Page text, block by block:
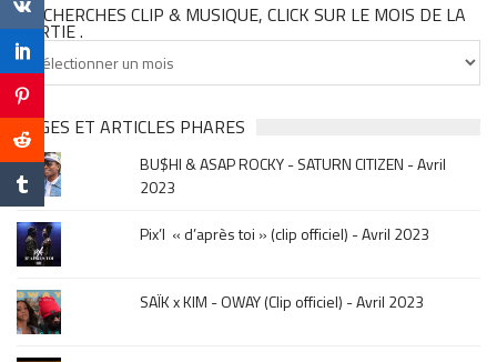
TU CHERCHES CLIP & MUSIQUE, CLICK SUR LE MOIS DE LA
SORTIE .
Tu
cherches
clip
&
musique,
click
sur
le
mois
de
la
sortie
PAGES ET ARTICLES PHARES
BU$HI & ASAP ROCKY - SATURN CITIZEN - Avril
2023
Pix’l « d’après toi » (clip officiel) - Avril 2023
SAÏK x KIM - OWAY (Clip officiel) - Avril 2023